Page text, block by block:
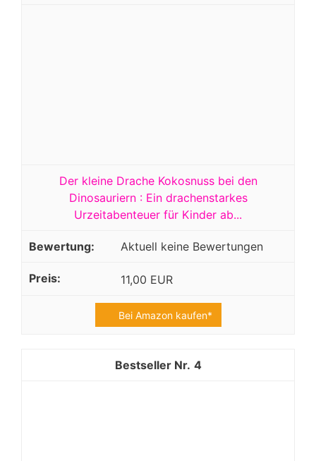
Der kleine Drache Kokosnuss bei den
Dinosauriern : Ein drachenstarkes
Urzeitabenteuer für Kinder ab...
Aktuell keine Bewertungen
11,00 EUR
Bei Amazon kaufen*
4